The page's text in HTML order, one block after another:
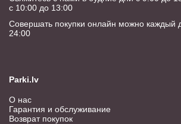
с 10:00 до 13:00
Совершать покупки онлайн можно каждый
24:00
Parki.lv
О нас
Гарантия и обслуживание
Возврат покупок